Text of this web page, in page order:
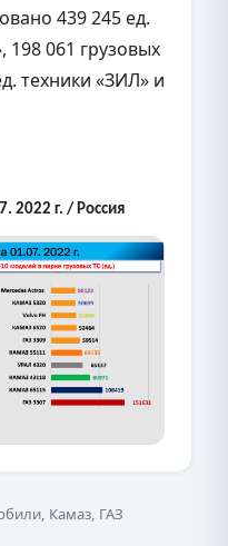
439 245 ед.
198 061 грузовых
техники «ЗИЛ» и
2022 г. / Россия
Камаз, ГАЗ